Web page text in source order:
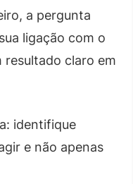
a pergunta
ligação com o
resultado claro em
identifique
e não apenas